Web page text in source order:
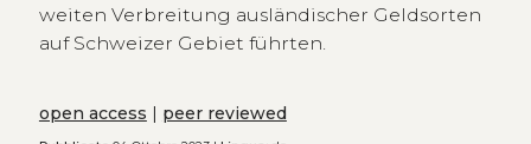
weiten Verbreitung ausländischer Geldsorten
auf Schweizer Gebiet führten.
open access | peer reviewed